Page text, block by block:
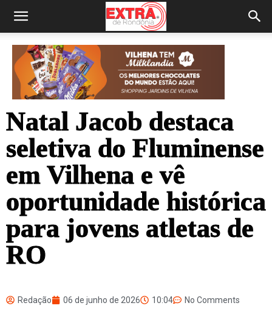
Natal Jacob destaca
seletiva do Fluminense
em Vilhena e vê
oportunidade histórica
para jovens atletas de
RO
Redação 06 de junho de 2026 10:04 No Comments